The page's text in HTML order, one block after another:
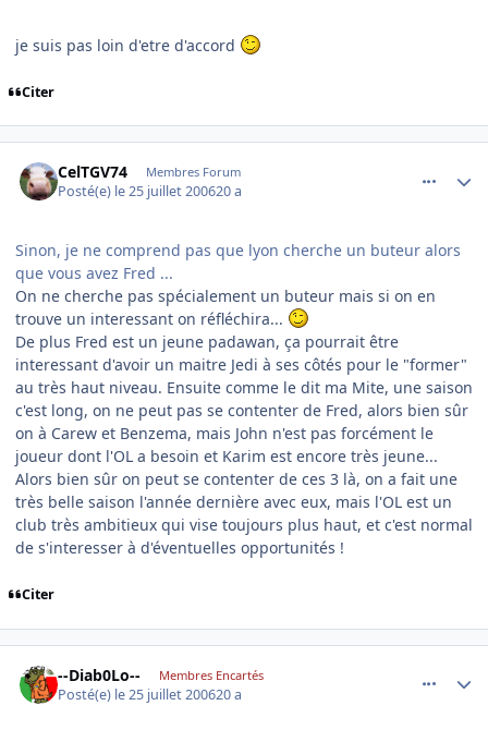
je suis pas loin d'etre d'accord
Citer
CelTGV74 Membres Forum
Posté(e) le 25 juillet 200620 a
Sinon, je ne comprend pas que lyon cherche un buteur alors
que vous avez Fred ...
On ne cherche pas spécialement un buteur mais si on en
trouve un interessant on réfléchira...
De plus Fred est un jeune padawan, ça pourrait être
interessant d'avoir un maitre Jedi à ses côtés pour le "former"
au très haut niveau. Ensuite comme le dit ma Mite, une saison
c'est long, on ne peut pas se contenter de Fred, alors bien sûr
on à Carew et Benzema, mais John n'est pas forcément le
joueur dont l'OL a besoin et Karim est encore très jeune...
Alors bien sûr on peut se contenter de ces 3 là, on a fait une
très belle saison l'année dernière avec eux, mais l'OL est un
club très ambitieux qui vise toujours plus haut, et c'est normal
de s'interesser à d'éventuelles opportunités !
Citer
--Diab0Lo-- Membres Encartés
Posté(e) le 25 juillet 200620 a